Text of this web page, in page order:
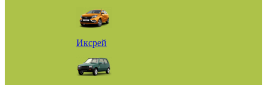
Иксрей